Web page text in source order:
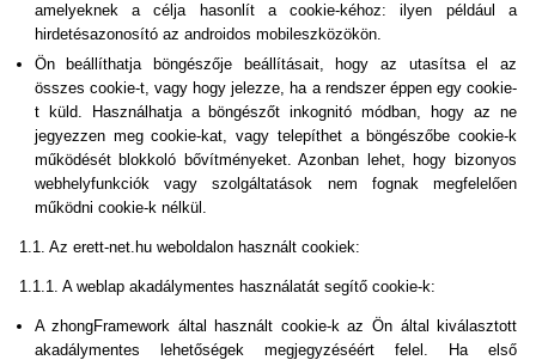
amelyeknek a célja hasonlít a cookie-kéhoz: ilyen például a
hirdetésazonosító az androidos mobileszközökön.
Ön beállíthatja böngészője beállításait, hogy az utasítsa el az
összes cookie-t, vagy hogy jelezze, ha a rendszer éppen egy cookie-
t küld. Használhatja a böngészőt inkognitó módban, hogy az ne
jegyezzen meg cookie-kat, vagy telepíthet a böngészőbe cookie-k
működését blokkoló bővítményeket. Azonban lehet, hogy bizonyos
webhelyfunkciók vagy szolgáltatások nem fognak megfelelően
működni cookie-k nélkül.
1.1. Az erett-net.hu weboldalon használt cookiek:
1.1.1. A weblap akadálymentes használatát segítő cookie-k:
A zhongFramework által használt cookie-k az Ön által kiválasztott
akadálymentes lehetőségek megjegyzéséért felel. Ha első